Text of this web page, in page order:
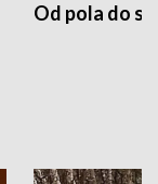
Od pola do